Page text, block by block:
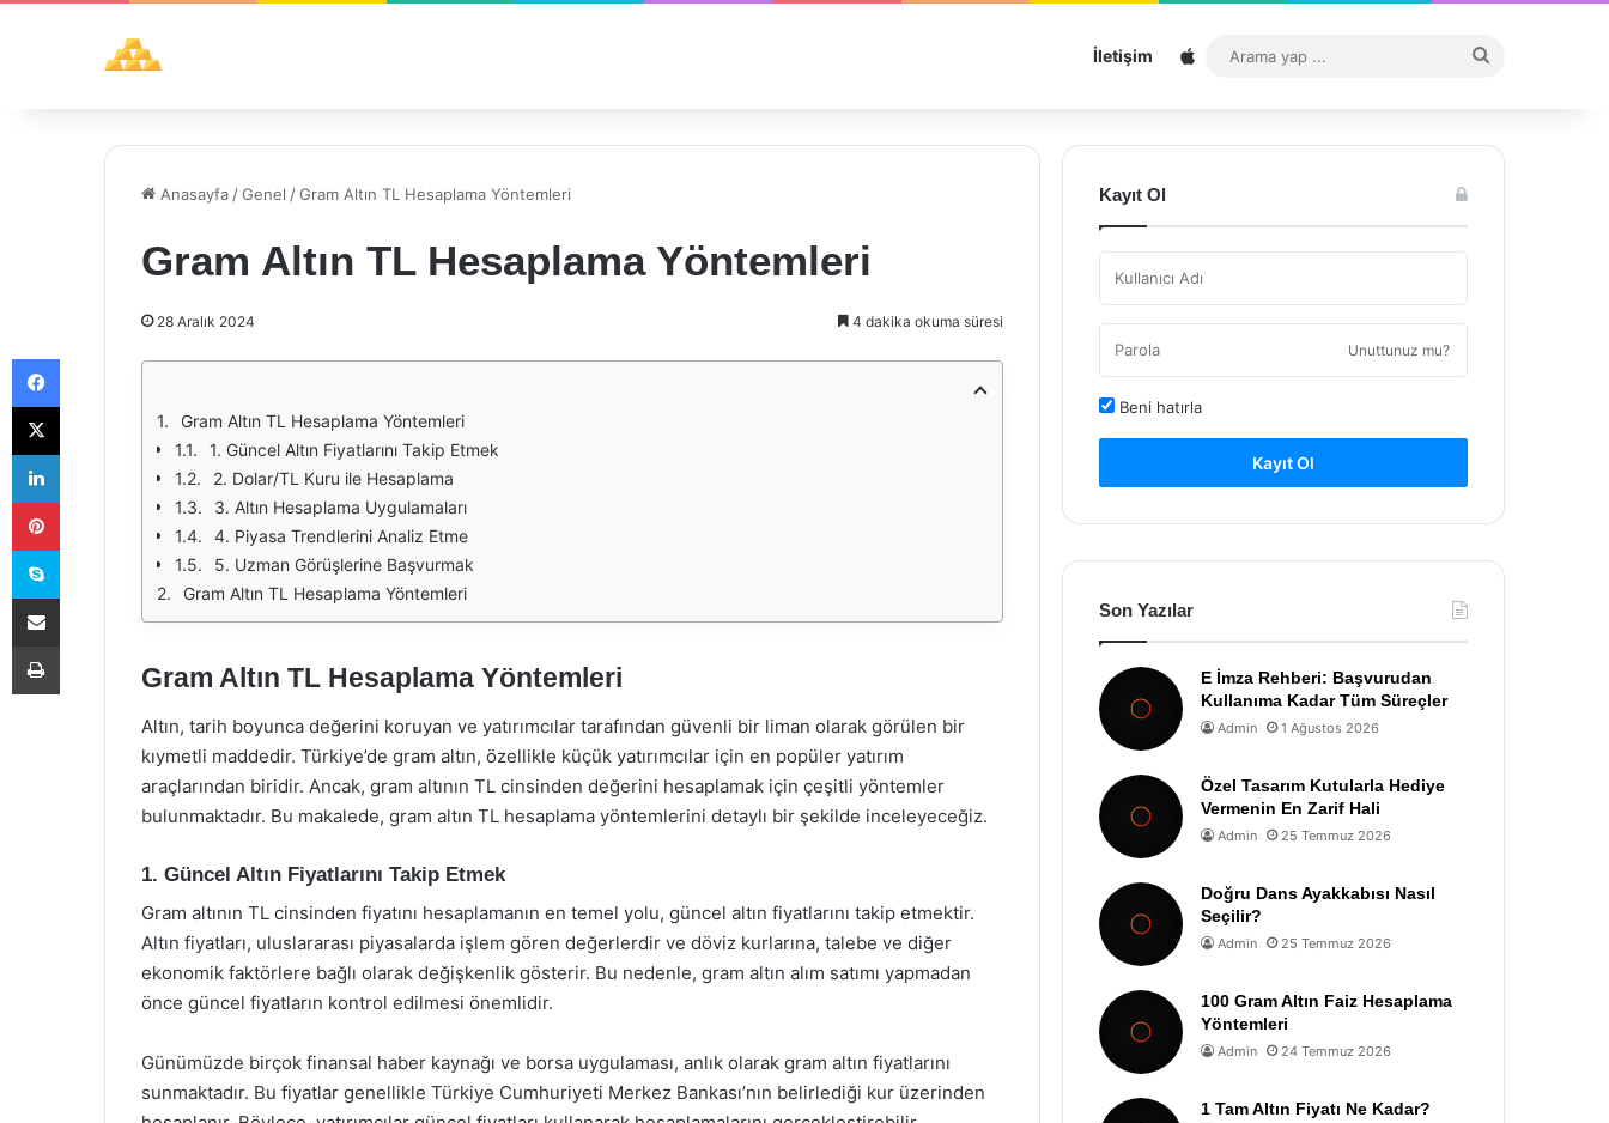
İletişim Sitemap
...
Anasayfa /Genel /Gram Altın TL Hesaplama Yöntemleri
Gram Altın TL Hesaplama Yöntemleri
28 Aralık 2024 4 dakika okuma süresi
Gram Altın TL Hesaplama Yöntemleri
1. Güncel Altın Fiyatlarını Takip Etmek
2. Dolar/TL Kuru ile Hesaplama
3. Altın Hesaplama Uygulamaları
4. Piyasa Trendlerini Analiz Etme
5. Uzman Görüşlerine Başvurmak
Gram Altın TL Hesaplama Yöntemleri
Gram Altın TL Hesaplama Yöntemleri
Altın, tarih boyunca değerini koruyan ve yatırımcılar tarafından güvenli bir liman olarak görülen bir
kıymetli maddedir. Türkiye’de gram altın, özellikle küçük yatırımcılar için en popüler yatırım
araçlarından biridir. Ancak, gram altının TL cinsinden değerini hesaplamak için çeşitli yöntemler
bulunmaktadır. Bu makalede, gram altın TL hesaplama yöntemlerini detaylı bir şekilde inceleyeceğiz.
1. Güncel Altın Fiyatlarını Takip Etmek
Gram altının TL cinsinden fiyatını hesaplamanın en temel yolu, güncel altın fiyatlarını takip etmektir.
Altın fiyatları, uluslararası piyasalarda işlem gören değerlerdir ve döviz kurlarına, talebe ve diğer
ekonomik faktörlere bağlı olarak değişkenlik gösterir. Bu nedenle, gram altın alım satımı yapmadan
önce güncel fiyatların kontrol edilmesi önemlidir.
Günümüzde birçok finansal haber kaynağı ve borsa uygulaması, anlık olarak gram altın fiyatlarını
sunmaktadır. Bu fiyatlar genellikle Türkiye Cumhuriyeti Merkez Bankası’nın belirlediği kur üzerinden
Kayıt Ol
Unuttunuz mu?
Beni hatırla
Kayıt Ol
Son Yazılar
E İmza Rehberi: Başvurudan
Kullanıma Kadar Tüm Süreçler
Admin 1 Ağustos 2026
Özel Tasarım Kutularla Hediye
Vermenin En Zarif Hali
Admin 25 Temmuz 2026
Doğru Dans Ayakkabısı Nasıl
Seçilir?
Admin 25 Temmuz 2026
100 Gram Altın Faiz Hesaplama
Yöntemleri
Admin 24 Temmuz 2026
1 Tam Altın Fiyatı Ne Kadar?
Facebook
X
LinkedIn
Pinterest
Skype
E-Posta ile paylaş